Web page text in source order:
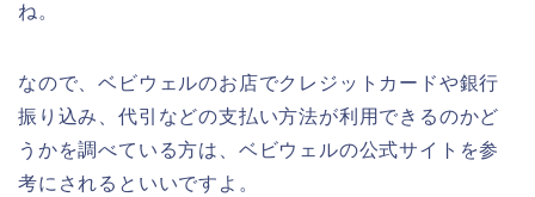
ね。
なので、ベビウェルのお店でクレジットカードや銀行
振り込み、代引などの支払い方法が利用できるのかど
うかを調べている方は、ベビウェルの公式サイトを参
考にされるといいですよ。